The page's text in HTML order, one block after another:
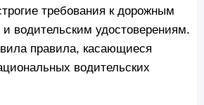
требования к дорожным
водительским удостоверениям.
правила, касающиеся
водительских